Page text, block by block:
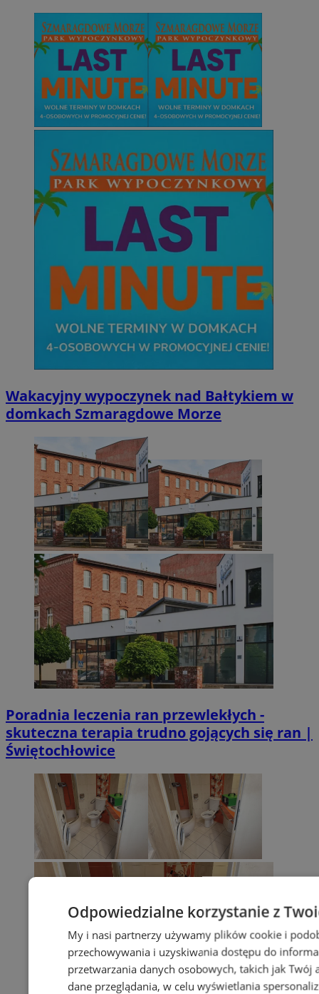
Wakacyjny wypoczynek nad Bałtykiem w
domkach Szmaragdowe Morze
Poradnia leczenia ran przewlekłych -
skuteczna terapia trudno gojących się ran |
Świętochłowice
Odpowiedzialne korzystanie z
My i nasi partnerzy używamy plików cookie i
przechowywania i uzyskiwania dostępu do
przetwarzania danych osobowych, takich jak
dane przeglądania, w celu wyświetlania